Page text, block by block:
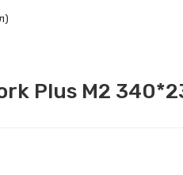
Plus М2